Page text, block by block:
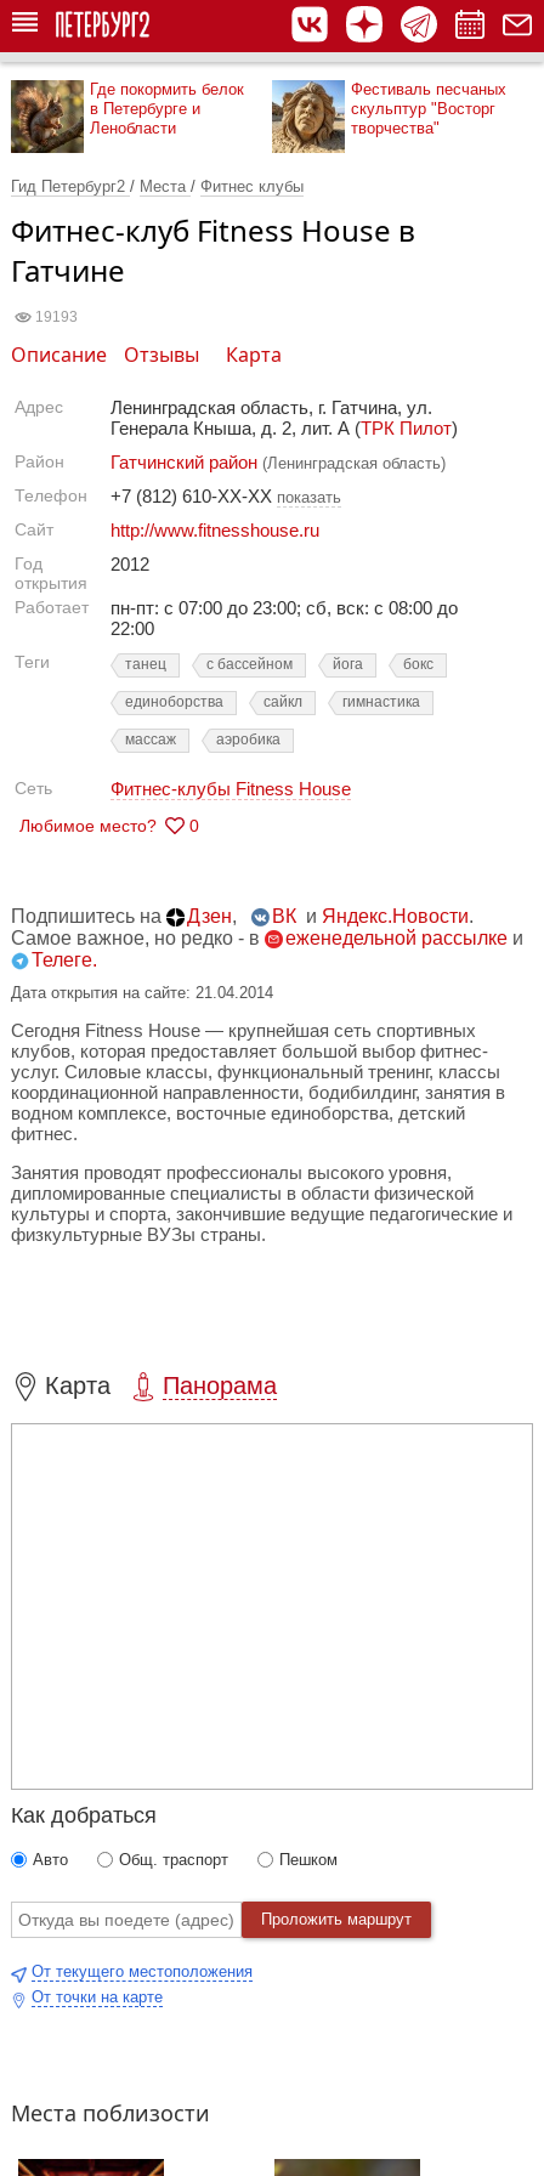
Где покормить белок
в Петербурге и
Ленобласти
Фестиваль песчаных
скульптур "Восторг
творчества"
Гид Петербург2 / Места / Фитнес клубы
Фитнес-клуб Fitness House в
Гатчине
19193
Описание Отзывы Карта
Адрес
Ленинградская область, г. Гатчина, ул.
Генерала Кныша, д. 2, лит. А (ТРК Пилот)
Район Гатчинский район (Ленинградская область)
Телефон +7 (812) 610-XX-XX показать
Сайт http://www.fitnesshouse.ru
Год
открытия
2012
Работает
пн-пт: с 07:00 до 23:00; сб, вск: с 08:00 до
22:00
Теги танец с бассейном йога бокс
единоборства сайкл гимнастика
массаж аэробика
Сеть Фитнес-клубы Fitness House
Любимое место? 0
Подпишитесь на Дзен, ВК и Яндекс.Новости.
Самое важное, но редко - в
еженедельной рассылке и
Телеге.
Дата открытия на сайте: 21.04.2014
Сегодня Fitness House — крупнейшая сеть спортивных
клубов, которая предоставляет большой выбор фитнес-
услуг. Силовые классы, функциональный тренинг, классы
координационной направленности, бодибилдинг, занятия в
водном комплексе, восточные единоборства, детский
фитнес.
Занятия проводят профессионалы высокого уровня,
дипломированные специалисты в области физической
культуры и спорта, закончившие ведущие педагогические и
физкультурные ВУЗы страны.
Карта Панорама
Как добраться
Авто Общ. траспорт Пешком
Проложить маршрут
От текущего местоположения
От точки на карте
Места поблизости